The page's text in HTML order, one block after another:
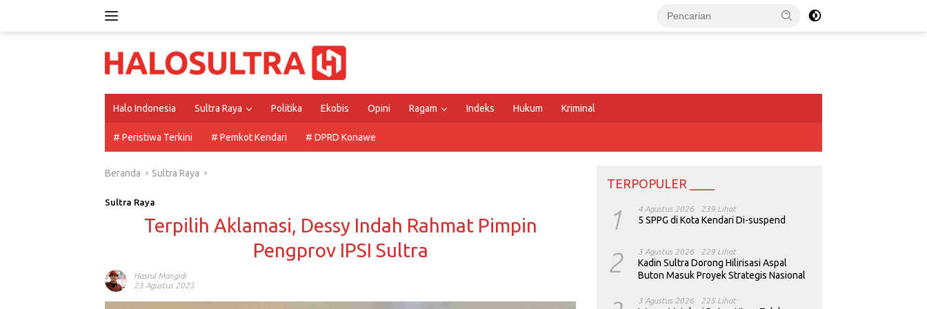
Halo Indonesia Sultra Raya Politika Ekobis Opini Ragam Indeks Hukum Kriminal
# Peristiwa Terkini # Pemkot Kendari # DPRD Konawe
Beranda Sultra Raya
Sultra Raya
Terpilih Aklamasi, Dessy Indah Rahmat Pimpin
Pengprov IPSI Sultra
Hasrul Mangidi
23 Agustus 2025
TERPOPULER ____
1 4 Agustus 2026 239 Lihat
5 SPPG di Kota Kendari Di-suspend
2 3 Agustus 2026 229 Lihat
Kadin Sultra Dorong Hilirisasi Aspal
Buton Masuk Proyek Strategis Nasional
3 Agustus 2026 225 Lihat